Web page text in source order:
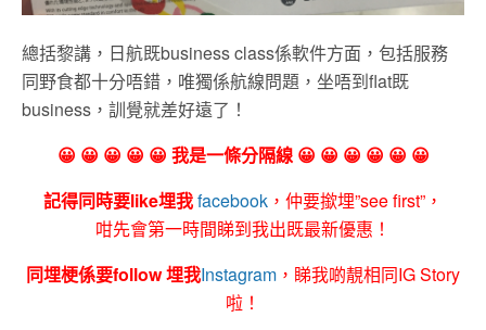
總括黎講，日航既business class係軟件方面，包括服務
同野食都十分唔錯，唯獨係航線問題，坐唔到flat既
business，訓覺就差好遠了！
😀 😀 😀 😀 😀 我是一條分隔線 😀 😀 😀 😀 😀 😀
記得同時要like埋我facebook ，仲要撳埋”see first”，
咁先會第一時間睇到我出既最新優惠！
同埋梗係要follow 埋我Instagram ，睇我啲靚相同IG Story
啦！